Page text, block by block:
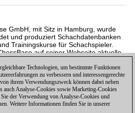
GmbH, mit Sitz in Hamburg, wurde
und produziert Schachdatenbanken
Trainingskurse für Schachspieler.
auf seiner Webseite aktuelle
und gilt weltweit als wichtigste
Technologien, um bestimmte Funktionen
zu verbessern und interessengerechte
ihrem Verwendungszweck können dabei neben
auch Analyse-Cookies sowie Marketing-Cookies
der Verwendung von Analyse-Cookies und
Weitere Informationen finden Sie in unserer